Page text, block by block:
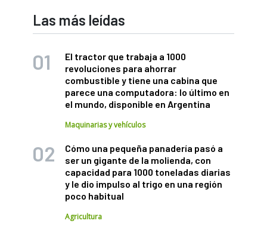
Las más leídas
El tractor que trabaja a 1000
revoluciones para ahorrar
combustible y tiene una cabina que
parece una computadora: lo último en
el mundo, disponible en Argentina
Maquinarias y vehículos
Cómo una pequeña panadería pasó a
ser un gigante de la molienda, con
capacidad para 1000 toneladas diarias
y le dio impulso al trigo en una región
poco habitual
Agricultura